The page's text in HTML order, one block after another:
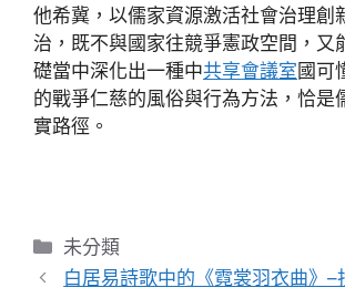
他希冀，以儒家資源激活社會治理創
治，既不與國家往競爭憲政空間，又
礎當中深化出一種中共享會議室國可
的戰爭仁慈的風俗與行為方法，恰是
實路徑。
分
類
未分類
白居易詩歌中的《霓裳羽衣曲》–